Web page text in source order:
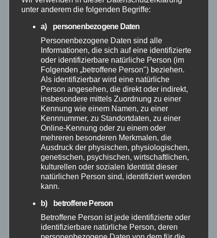
April 2026
März 2026
Februar 2026
Januar 2026
Dezember 2025
November 2025
Oktober 2025
September 2025
August 2025
unter anderem die folgenden Begriffe:
a) personenbezogene Daten
Personenbezogene Daten sind alle
Informationen, die sich auf eine identifizierte
oder identifizierbare natürliche Person (im
Folgenden „betroffene Person") beziehen.
Als identifizierbar wird eine natürliche
Person angesehen, die direkt oder indirekt,
insbesondere mittels Zuordnung zu einer
Kennung wie einem Namen, zu einer
Kennnummer, zu Standortdaten, zu einer
Online-Kennung oder zu einem oder
mehreren besonderen Merkmalen, die
Ausdruck der physischen, physiologischen,
genetischen, psychischen, wirtschaftlichen,
kulturellen oder sozialen Identität dieser
natürlichen Person sind, identifiziert werden
kann.
b) betroffene Person
Betroffene Person ist jede identifizierte oder
identifizierbare natürliche Person, deren